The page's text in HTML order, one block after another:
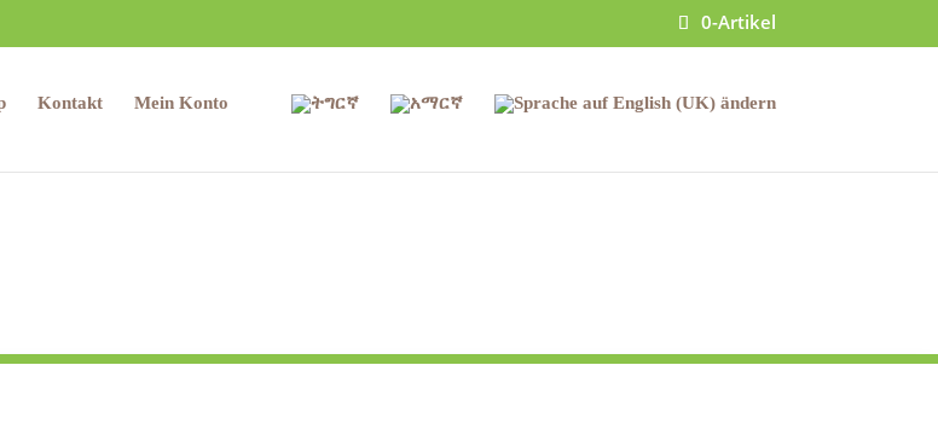
0-Artikel
Kontakt Mein Konto